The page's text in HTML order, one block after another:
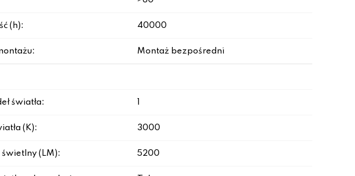
(h): 40000
Montaż bezpośredni
światła:
(K): 3000
świetlny (LM): 5200